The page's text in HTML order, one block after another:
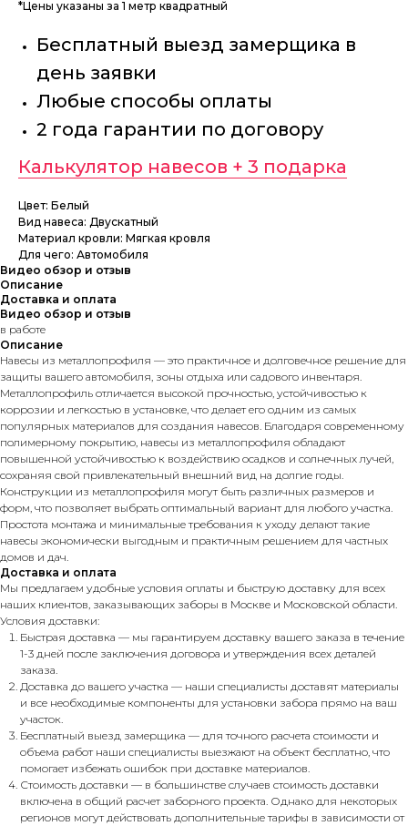
*Цены указаны за 1 метр квадратный
Бесплатный выезд замерщика в
день заявки
Любые способы оплаты
2 года гарантии по договору
Калькулятор навесов + 3 подарка
Цвет: Белый
Вид навеса: Двускатный
Материал кровли: Мягкая кровля
Для чего: Автомобиля
Видео обзор и отзыв
Описание
Доставка и оплата
Видео обзор и отзыв
в работе
Описание
Навесы из металлопрофиля — это практичное и долговечное решение для
защиты вашего автомобиля, зоны отдыха или садового инвентаря.
Металлопрофиль отличается высокой прочностью, устойчивостью к
коррозии и легкостью в установке, что делает его одним из самых
популярных материалов для создания навесов. Благодаря современному
полимерному покрытию, навесы из металлопрофиля обладают
повышенной устойчивостью к воздействию осадков и солнечных лучей,
сохраняя свой привлекательный внешний вид на долгие годы.
Конструкции из металлопрофиля могут быть различных размеров и
форм, что позволяет выбрать оптимальный вариант для любого участка.
Простота монтажа и минимальные требования к уходу делают такие
навесы экономически выгодным и практичным решением для частных
домов и дач.
Доставка и оплата
Мы предлагаем удобные условия оплаты и быструю доставку для всех
наших клиентов, заказывающих заборы в Москве и Московской области.
Условия доставки:
Быстрая доставка — мы гарантируем доставку вашего заказа в течение
1-3 дней после заключения договора и утверждения всех деталей
заказа.
Доставка до вашего участка — наши специалисты доставят материалы
и все необходимые компоненты для установки забора прямо на ваш
участок.
Бесплатный выезд замерщика — для точного расчета стоимости и
объема работ наши специалисты выезжают на объект бесплатно, что
помогает избежать ошибок при доставке материалов.
Стоимость доставки — в большинстве случаев стоимость доставки
включена в общий расчет заборного проекта. Однако для некоторых
регионов могут действовать дополнительные тарифы в зависимости от